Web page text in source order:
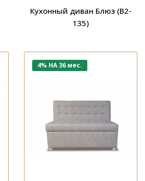
Кухонный диван Блюз (В2-
135)
4% НА 36 мес.